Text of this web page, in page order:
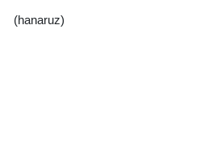
(hanaruz)